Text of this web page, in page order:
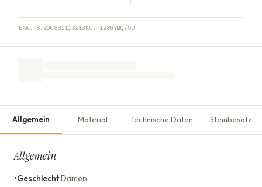
EAN: 8720088111321SKU: 1280YMQ/56
Allgemein Material Technische Daten Steinbesatz
Allgemein
•GeschlechtDamen